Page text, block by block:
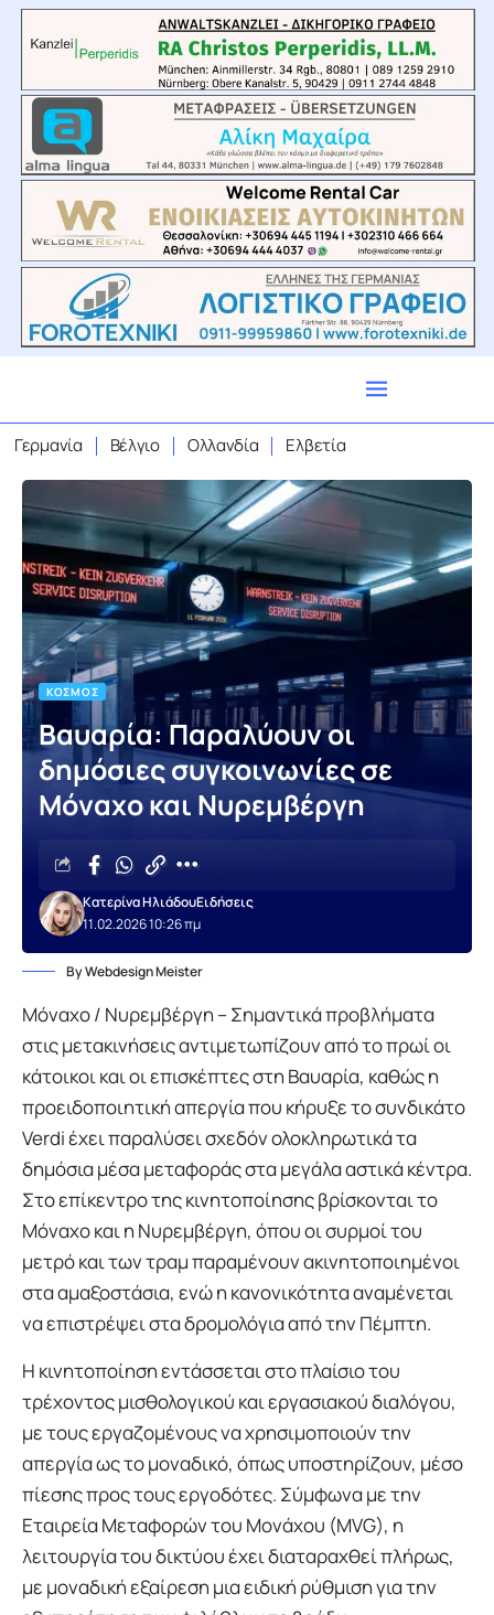
Γερμανία Βέλγιο Ολλανδία Ελβετία
ΚΌΣΜΟΣ
Βαυαρία: Παραλύουν οι
δημόσιες συγκοινωνίες σε
Μόναχο και Νυρεμβέργη
11.02.2026 10:26 πμ
Κατερίνα ΗλιάδουΕιδήσεις
By Webdesign Meister
Μόναχο / Νυρεμβέργη – Σημαντικά προβλήματα
στις μετακινήσεις αντιμετωπίζουν από το πρωί οι
κάτοικοι και οι επισκέπτες στη Βαυαρία, καθώς η
προειδοποιητική απεργία που κήρυξε το συνδικάτο
Verdi έχει παραλύσει σχεδόν ολοκληρωτικά τα
δημόσια μέσα μεταφοράς στα μεγάλα αστικά κέντρα.
Στο επίκεντρο της κινητοποίησης βρίσκονται το
Μόναχο και η Νυρεμβέργη, όπου οι συρμοί του
μετρό και των τραμ παραμένουν ακινητοποιημένοι
στα αμαξοστάσια, ενώ η κανονικότητα αναμένεται
να επιστρέψει στα δρομολόγια από την Πέμπτη.
Η κινητοποίηση εντάσσεται στο πλαίσιο του
τρέχοντος μισθολογικού και εργασιακού διαλόγου,
με τους εργαζομένους να χρησιμοποιούν την
απεργία ως το μοναδικό, όπως υποστηρίζουν, μέσο
πίεσης προς τους εργοδότες. Σύμφωνα με την
Εταιρεία Μεταφορών του Μονάχου (MVG), η
λειτουργία του δικτύου έχει διαταραχθεί πλήρως,
με μοναδική εξαίρεση μια ειδική ρύθμιση για την